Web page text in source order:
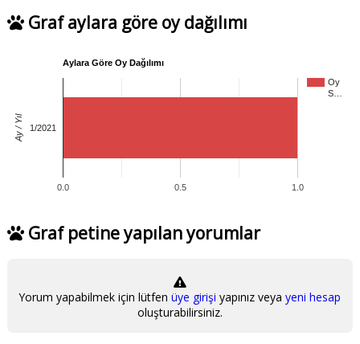
Graf aylara göre oy dağılımı
Aylara Göre Oy Dağılımı
Oy
S…
0.0 0.5 1.0
1/2021
Ay / Yıl
Graf petine yapılan yorumlar
Yorum yapabilmek için lütfenüye girişiyapınız veya yeni hesap
oluşturabilirsiniz.